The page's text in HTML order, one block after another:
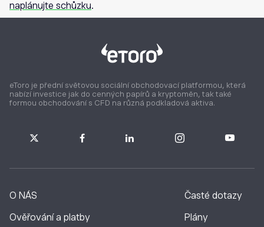
naplánujte schůzku.
eToro je přední světovou sociální obchodovací platformou, která
nabízí investice jak do cenných papírů a kryptoměn, tak také
formou obchodování s CFD na různá podkladová aktiva.
O NÁS
Ověřování a platby
Časté dotazy
Plány